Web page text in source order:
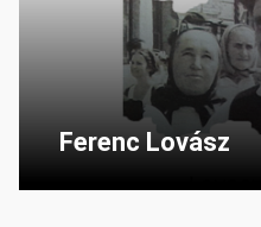
Ferenc Lovász